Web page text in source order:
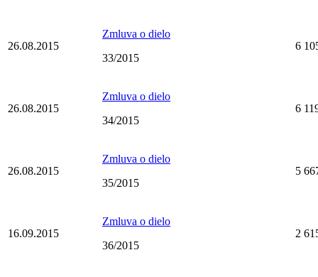
26.08.2015
Zmluva o dielo
33/2015
6
26.08.2015
Zmluva o dielo
34/2015
6
26.08.2015
Zmluva o dielo
35/2015
5
16.09.2015
Zmluva o dielo
36/2015
2